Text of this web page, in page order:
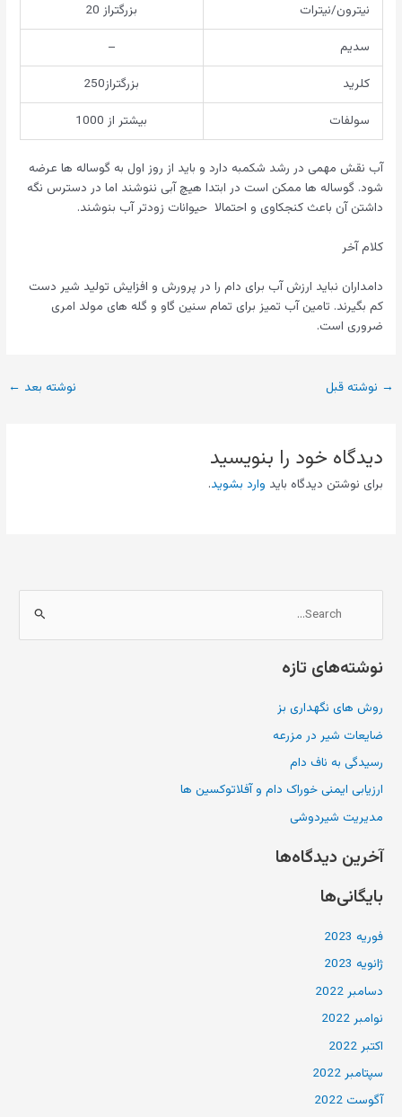
نیترون/نیترات
بزرگتراز 20
سدیم
–
کلرید
بزرگتراز250
سولفات
بیشتر از 1000
آب نقش مهمی در رشد شکمبه دارد و باید از روز اول به گوساله ها عرضه
شود. گوساله ها ممکن است در ابتدا هیچ آبی ننوشند اما در دسترس نگه
داشتن آن باعث کنجکاوی و احتمالا حیوانات زودتر آب بنوشند.
کلام آخر
دامداران نباید ارزش آب برای دام را در پرورش و افزایش تولید شیر دست
کم بگیرند. تامین آب تمیز برای تمام سنین گاو و گله های مولد امری
ضروری است.
→ نوشته قبل نوشته بعد ←
دیدگاه‌ خود را بنویسید
برای نوشتن دیدگاه باید وارد بشوید.
س
ت
و
ب
ر
ا
نوشته‌های تازه
روش های نگهداری بز
ضایعات شیر در مزرعه
رسیدگی به ناف دام
ارزیابی ایمنی خوراک دام و آفلاتوکسین ها
مدیریت شیردوشی
آخرین دیدگاه‌ها
بایگانی‌ها
فوریه 2023
ژانویه 2023
دسامبر 2022
نوامبر 2022
اکتبر 2022
سپتامبر 2022
آگوست 2022